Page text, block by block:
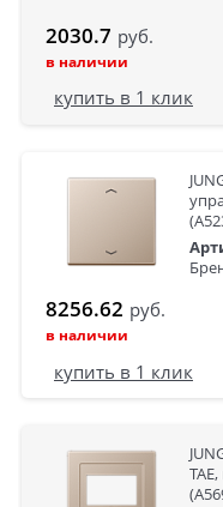
2030.7 руб.
в наличии
купить в 1 клик
8256.62 руб.
в наличии
купить в 1 клик